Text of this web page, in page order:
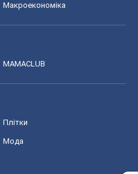
Макроекономіка
MAMACLUB
Плітки
Мода